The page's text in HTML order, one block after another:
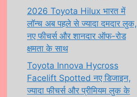
2026 Toyota Hilux भारत में
लॉन्च अब पहले से ज्यादा दमदार लुक,
नए फीचर्स और शानदार ऑफ-रोड
क्षमता के साथ
Toyota Innova Hycross
Facelift Spotted नए डिजाइन,
ज्यादा फीचर्स और प्रीमियम लुक के